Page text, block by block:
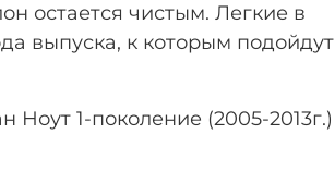
остается чистым. Легкие в
выпуска, к которым подойдут
1-поколение (2005-2013г.)